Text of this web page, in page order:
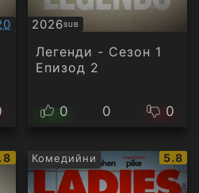
2026SUB
Субтитри
Легенди - Сезон 1
Епизод 2
0 0 0
Комедийни
IMDb
5.8